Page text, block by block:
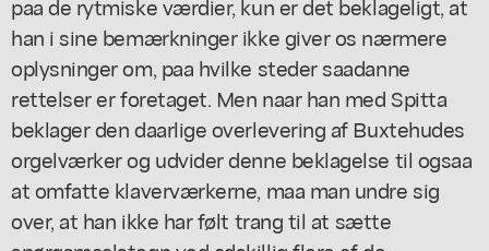
han i sine bemærkninger ikke giver os nærmere
oplysninger om, paa hvilke steder saadanne
rettelser er foretaget. Men naar han med Spitta
beklager den daarlige overlevering af Buxtehudes
orgelværker og udvider denne beklagelse til ogsaa
at omfatte klaverværkerne, maa man undre sig
over, at han ikke har følt trang til at sætte